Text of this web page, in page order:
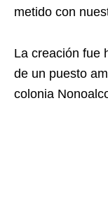
metido con
La creación fue
de un puesto
colonia